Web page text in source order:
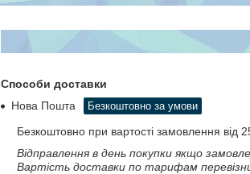
Способи доставки
Нова Пошта
Безкоштовно за умови
Безкоштовно при вартості замовлення від
Відправлення в день покупки якщо
Вартість доставки по тарифам